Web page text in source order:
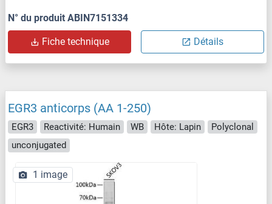
N° du produit ABIN7151334
Fiche technique Détails
EGR3 anticorps (AA 1-250)
EGR3 Reactivité: Humain WB Hôte: Lapin
Polyclonal
unconjugated
1 image